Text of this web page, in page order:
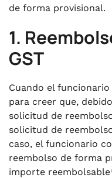
de forma provisional.
1.
GST
Cuando el
para creer que,
solicitud de
solicitud de
caso, el funcionario
reembolso de forma
importe